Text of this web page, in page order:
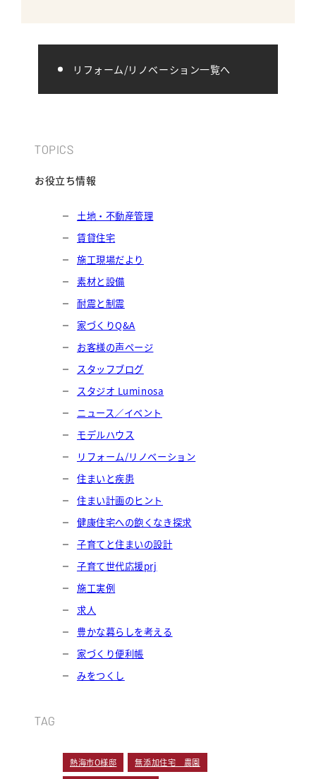
リフォーム/リノベーション一覧へ
TOPICS
お役立ち情報
土地・不動産管理
賃貸住宅
施工現場だより
素材と設備
耐震と制震
家づくりQ&A
お客様の声ページ
スタッフブログ
スタジオ Luminosa
ニュース／イベント
モデルハウス
リフォーム/リノベーション
住まいと疾患
住まい計画のヒント
健康住宅への飽くなき探求
子育てと住まいの設計
子育て世代応援prj
施工実例
求人
豊かな暮らしを考える
家づくり便利帳
みをつくし
TAG
熱海市O様邸 無添加住宅 農園